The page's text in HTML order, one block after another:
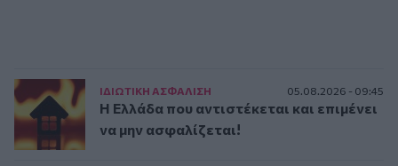
ΙΔΙΩΤΙΚΗ ΑΣΦAΛΙΣΗ 05.08.2026 - 09:45
Η Ελλάδα που αντιστέκεται και επιμένει
να μην ασφαλίζεται!